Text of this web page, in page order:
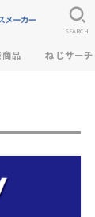
品 ねじサーチ
SEARCH